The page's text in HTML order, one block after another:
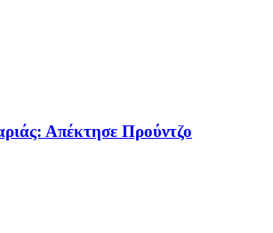
Απέκτησε Προύντζο